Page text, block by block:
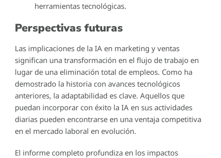
herramientas tecnológicas.
Perspectivas futuras
Las implicaciones de la IA en marketing y ventas
significan una transformación en el flujo de trabajo en
lugar de una eliminación total de empleos. Como ha
demostrado la historia con avances tecnológicos
anteriores, la adaptabilidad es clave. Aquellos que
puedan incorporar con éxito la IA en sus actividades
diarias pueden encontrarse en una ventaja competitiva
en el mercado laboral en evolución.
El informe completo profundiza en los impactos